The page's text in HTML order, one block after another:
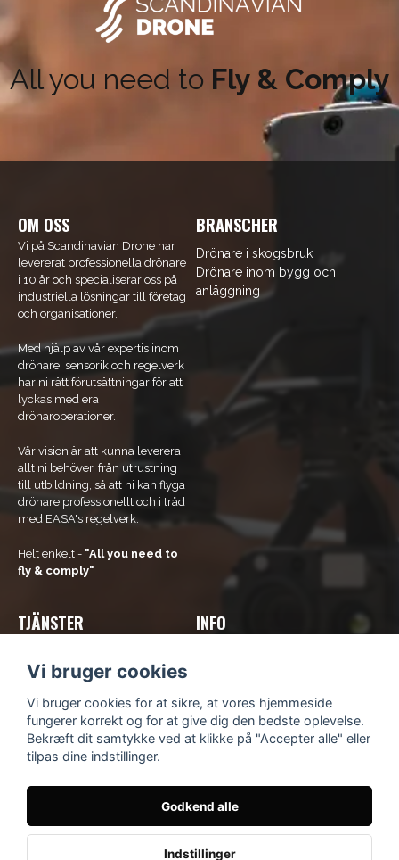
Få 5% rabatt
Prenumerera på vårt nyhetsbrev med kunskap och
nyheter. Ange din e-postadress nedan för att få en
rabattkod på ditt nästa köp.
All you need to Fly & Comply
OM OSS
Vi på Scandinavian Drone har
levererat professionella drönare
i 10 år och specialiserar oss på
industriella lösningar till företag
och organisationer.
Med hjälp av vår expertis inom
drönare, sensorik och regelverk
har ni rätt förutsättningar för att
lyckas med era
drönaroperationer.
Vår vision är att kunna leverera
allt ni behöver, från utrustning
till utbildning, så att ni kan flyga
drönare professionellt och i tråd
med EASA's regelverk.
Helt enkelt - "All you need to
fly & comply"
BRANSCHER
Drönare i skogsbruk
Drönare inom bygg och
anläggning
TJÄNSTER
Bliv rammeaftalekunde
Lej en drone
INFO
Købsbetingelser
Fortrolighedspolitik
Blog
© Scandinavian Drone- Idévägen 9, 312 62 Mellbystrand,
Sverige
Vi bruger cookies
Vi bruger cookies for at sikre, at vores hjemmeside
fungerer korrekt og for at give dig den bedste oplevelse.
Bekræft dit samtykke ved at klikke på "Accepter alle" eller
tilpas dine indstillinger.
Godkend alle
Indstillinger